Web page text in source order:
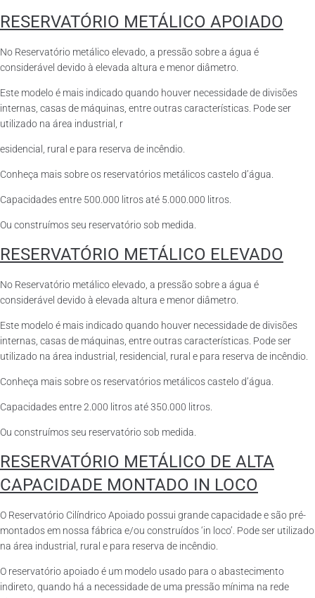
RESERVATÓRIO METÁLICO APOIADO
No Reservatório metálico elevado, a pressão sobre a água é
considerável devido à elevada altura e menor diâmetro.
Este modelo é mais indicado quando houver necessidade de divisões
internas, casas de máquinas, entre outras características. Pode ser
utilizado na área industrial, r
esidencial, rural e para reserva de incêndio.
Conheça mais sobre os reservatórios metálicos castelo d’água.
Capacidades entre 500.000 litros até 5.000.000 litros.
Ou construímos seu reservatório sob medida.
RESERVATÓRIO METÁLICO ELEVADO
No Reservatório metálico elevado, a pressão sobre a água é
considerável devido à elevada altura e menor diâmetro.
Este modelo é mais indicado quando houver necessidade de divisões
internas, casas de máquinas, entre outras características. Pode ser
utilizado na área industrial, residencial, rural e para reserva de incêndio.
Conheça mais sobre os reservatórios metálicos castelo d’água.
Capacidades entre 2.000 litros até 350.000 litros.
Ou construímos seu reservatório sob medida.
RESERVATÓRIO METÁLICO DE ALTA
CAPACIDADE MONTADO IN LOCO
O Reservatório Cilíndrico Apoiado possui grande capacidade e são pré-
montados em nossa fábrica e/ou construídos ‘in loco’. Pode ser utilizado
na área industrial, rural e para reserva de incêndio.
O reservatório apoiado é um modelo usado para o abastecimento
indireto, quando há a necessidade de uma pressão mínima na rede